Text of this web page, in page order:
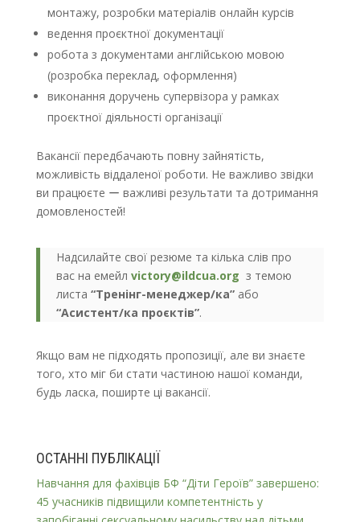
монтажу, розробки матеріалів онлайн курсів
ведення проєктної документації
робота з документами англійською мовою
(розробка переклад, оформлення)
виконання доручень супервізора у рамках
проєктної діяльності організації
Вакансії передбачають повну зайнятість,
можливість віддаленої роботи. Не важливо звідки
ви працюєте ー важливі результати та дотримання
домовленостей!
Надсилайте свої резюме та кілька слів про
вас на емейл victory@ildcua.org з темою
листа “Тренінг-менеджер/ка”або
“Асистент/ка проєктів”.
Якщо вам не підходять пропозиції, але ви знаєте
того, хто міг би стати частиною нашої команди,
будь ласка, поширте ці вакансії.
ОСТАННІ ПУБЛІКАЦІЇ
Навчання для фахівців БФ “Діти Героїв” завершено:
45 учасників підвищили компетентність у